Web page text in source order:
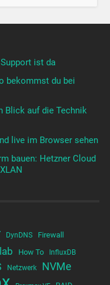
ist da
bekommst du bei
Blick auf die Technik
live im Browser sehen
bauen: Hetzner Cloud
DynDNS Firewall
How To InfluxDB
Netzwerk NVMe